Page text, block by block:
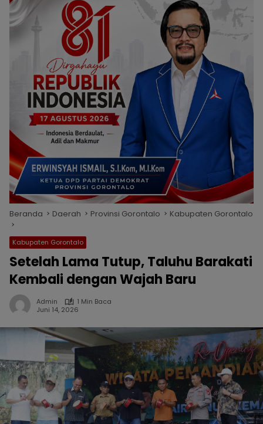
Beranda Daerah Provinsi Gorontalo Kabupaten Gorontalo
Kabupaten Gorontalo
Setelah Lama Tutup, Taluhu Barakati
Kembali dengan Wajah Baru
Admin
1 Min Baca
Juni 14, 2026